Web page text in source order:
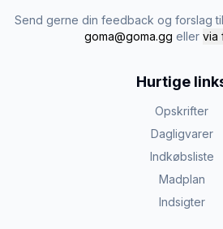
Send gerne din feedback og forslag
goma@goma.gg eller via
Hurtige
Opskrifter
Dagligvarer
Indkøbsliste
Madplan
Indsigter